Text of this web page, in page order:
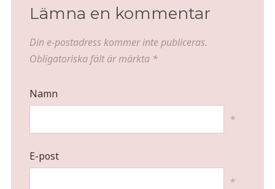
Lämna en kommentar
Din e-postadress kommer inte publiceras.
Obligatoriska fält är märkta *
Namn
*
E-post
*